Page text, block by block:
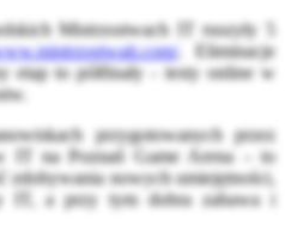
Mistrzostwach IT ruszyły 5
. Eliminacje
etap to półfinały - testy online w
przygotowanych przez
IT na Poznań Game Arena – to
zdobywania nowych umiejętności,
IT, a przy tym dobra zabawa i